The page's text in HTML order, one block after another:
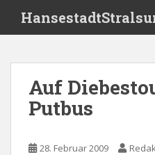
i
Auf
Putbus
28. Februar 2009